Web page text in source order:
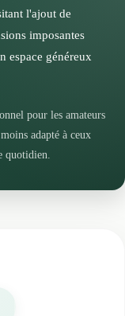
souhaitiez
modèle un
vos goûts et
l'ajout de
imposantes
espace généreux
pour les amateurs
adapté à ceux
quotidien.